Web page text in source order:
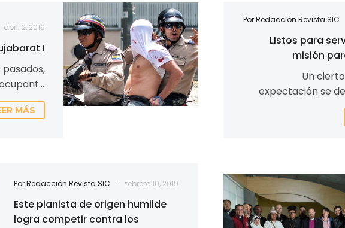
climático?
Mujabarat
I
abril 2, 2019
I
un amigo
Medio
MÁS
Por Redacción Revista SIC
Listos para
misión
Un
expectación se
Curia General
Por Redacción Revista SIC - febrero 10, 2019
Este pianista de origen humilde
logra competir contra los
Varias
religiones
se